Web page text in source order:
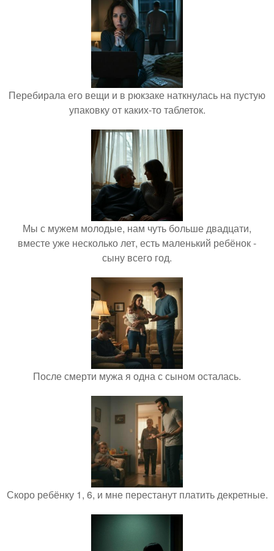
Перебирала его вещи и в рюкзаке наткнулась на пустую
упаковку от каких-то таблеток.
Мы с мужем молодые, нам чуть больше двадцати,
вместе уже несколько лет, есть маленький ребёнок -
сыну всего год.
После смерти мужа я одна с сыном осталась.
Скоро ребёнку 1, 6, и мне перестанут платить декретные.